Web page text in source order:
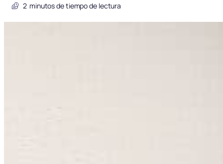
2 minutos de tiempo de lectura